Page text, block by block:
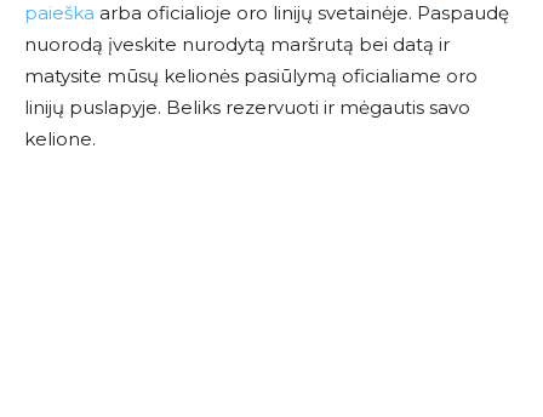
paieška arba oficialioje oro linijų svetainėje. Paspaudę
nuorodą įveskite nurodytą maršrutą bei datą ir
matysite mūsų kelionės pasiūlymą oficialiame oro
linijų puslapyje. Beliks rezervuoti ir mėgautis savo
kelione.